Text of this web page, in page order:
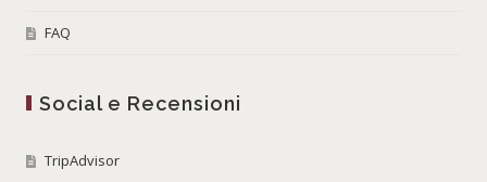
FAQ
Social e Recensioni
TripAdvisor